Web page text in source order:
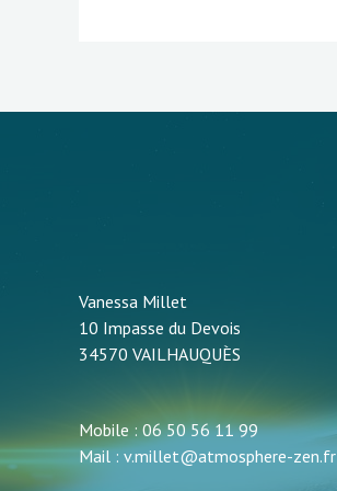
Vanessa Millet
10 Impasse du Devois
34570 VAILHAUQUÈS
Mobile : 06 50 56 11 99
Mail : v.millet@atmosphere-zen.fr